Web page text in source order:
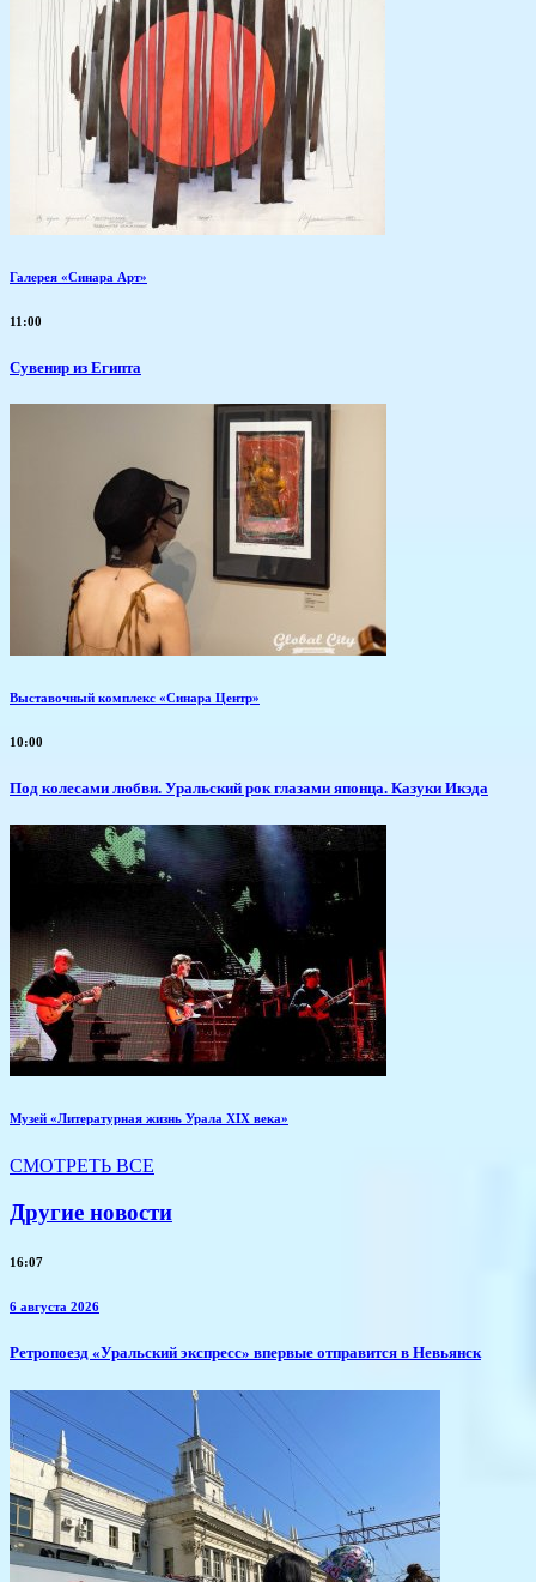
Галерея «Синара Арт»
11:00
Сувенир из Египта
Выставочный комплекс «Синара Центр»
10:00
Под колесами любви. Уральский рок глазами японца. Казуки Икэда
Музей «Литературная жизнь Урала XIX века»
СМОТРЕТЬ ВСЕ
Другие новости
16:07
6 августа 2026
​Ретропоезд «Уральский экспресс» впервые отправится в Невьянск